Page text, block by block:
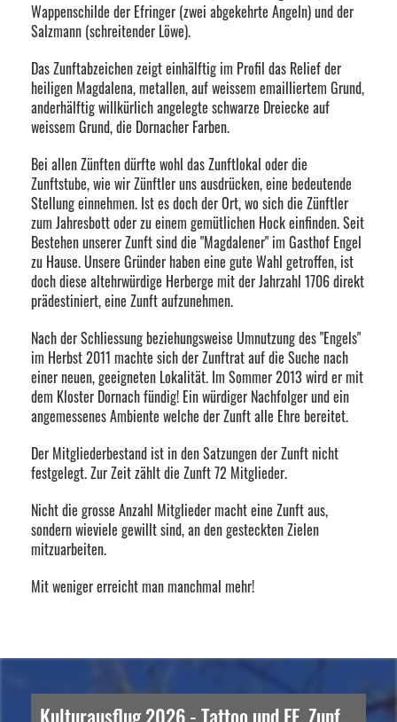
Wappenschilde der Efringer (zwei abgekehrte Angeln) und der
Salzmann (schreitender Löwe).
Das Zunftabzeichen zeigt einhälftig im Profil das Relief der
heiligen Magdalena, metallen, auf weissem emailliertem Grund,
anderhälftig willkürlich angelegte schwarze Dreiecke auf
weissem Grund, die Dornacher Farben.
Bei allen Zünften dürfte wohl das Zunftlokal oder die
Zunftstube, wie wir Zünftler uns ausdrücken, eine bedeutende
Stellung einnehmen. Ist es doch der Ort, wo sich die Zünftler
zum Jahresbott oder zu einem gemütlichen Hock einfinden. Seit
Bestehen unserer Zunft sind die "Magdalener" im Gasthof Engel
zu Hause. Unsere Gründer haben eine gute Wahl getroffen, ist
doch diese altehrwürdige Herberge mit der Jahrzahl 1706 direkt
prädestiniert, eine Zunft aufzunehmen.
Nach der Schliessung beziehungsweise Umnutzung des "Engels"
im Herbst 2011 machte sich der Zunftrat auf die Suche nach
einer neuen, geeigneten Lokalität. Im Sommer 2013 wird er mit
dem Kloster Dornach fündig! Ein würdiger Nachfolger und ein
angemessenes Ambiente welche der Zunft alle Ehre bereitet.
Der Mitgliederbestand ist in den Satzungen der Zunft nicht
festgelegt. Zur Zeit zählt die Zunft 72 Mitglieder.
Nicht die grosse Anzahl Mitglieder macht eine Zunft aus,
sondern wieviele gewillt sind, an den gesteckten Zielen
mitzuarbeiten.
Mit weniger erreicht man manchmal mehr!